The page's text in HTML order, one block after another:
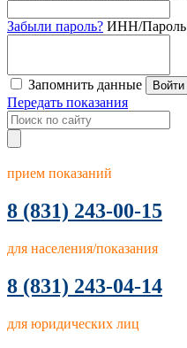
Забыли пароль? ИНН/Пароль
Запомнить данные Войти
Передать показания
прием показаний
8 (831) 243-00-15
для населения/показания
8 (831) 243-04-14
для юридических лиц